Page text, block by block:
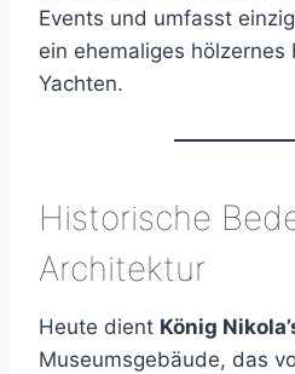
Events und umfasst
ein ehemaliges
Yachten.
Historische
Architektur
Heute dient König
Museumsgebäude, das